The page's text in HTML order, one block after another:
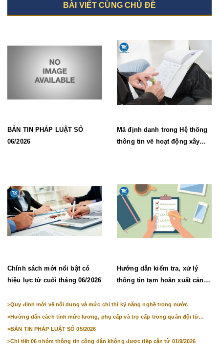
BÀI VIẾT CÙNG CHỦ ĐỀ
BẢN TIN PHÁP LUẬT SỐ
06/2026
Mã định danh trong Hệ thống
thông tin về hoạt động xây
Chính sách mới nổi bật có
hiệu lực từ cuối tháng 06/2026
Hướng dẫn kiểm tra, xử lý
thông tin tạm hoãn xuất cảnh,
>Quy định mới về nội dung và mức chi thi kỹ năng nghề trong nước
>Hướng dẫn cách tính mức lương, phụ cấp và trợ cấp trong quân đội từ
>BẢN TIN PHÁP LUẬT SỐ 05/2026
>Chi tiết 06 nhóm thông tin công dân không được tiếp cận từ 01/9/2026